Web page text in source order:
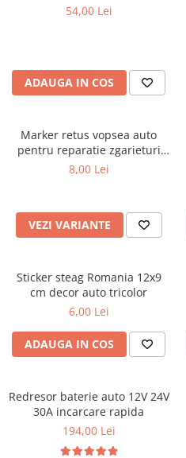
Prelate Auto
Suport Auto Ochelari
Suporti Pahar Auto
Suporti Telefon Auto
Covorase AUDI
Covorase CHEVROLET
Covorase CITROEN
Covorase DS
Covorase FORD
Covorase HONDA
Covorase HYUNDAI
54,00 Lei
ADAUGA IN COS
Marker retus vopsea auto
pentru reparatie zgarieturi
caroserie
8,00 Lei
VEZI VARIANTE
Sticker steag Romania 12x9
cm decor auto tricolor
6,00 Lei
ADAUGA IN COS
Redresor baterie auto 12V 24V
30A incarcare rapida
194,00 Lei